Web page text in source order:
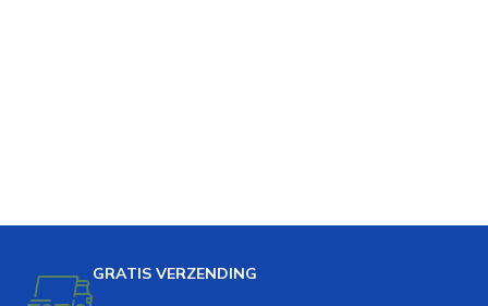
GRATIS VERZENDING